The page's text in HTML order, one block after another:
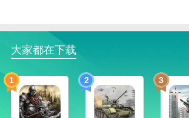
5.一个氛围非常和谐的交友平台，为用
适、最自在的社交环境，这是非常舒服
边肖评估
一个我觉得非常有趣的应用程序可以
并与不同的陌生人互动，这进一步拓
大家都在下载
1 2 3